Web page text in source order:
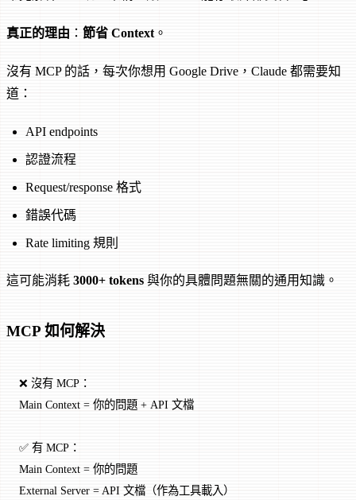
真正的理由 ： 節省 Context 。
沒有 MCP 的話，每次你想用 Google Drive，Claude 都需要知
道：
API endpoints
認證流程
Request/response 格式
錯誤代碼
Rate limiting 規則
這可能消耗 3000+ tokens 與你的具體問題無關的通用知識。
MCP 如何解決
❌ 沒有 MCP：
Main Context = 你的問題 + API 文檔
✅ 有 MCP：
Main Context = 你的問題
External Server = API 文檔（作為工具載入）